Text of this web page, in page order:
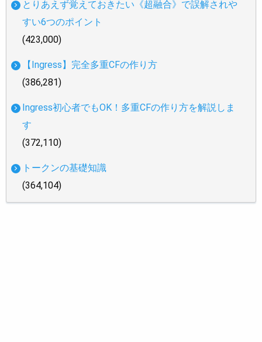
とりあえず覚えておきたい《超融合》で誤解されや
すい6つのポイント
(423,000)
【Ingress】完全多重CFの作り方
(386,281)
Ingress初心者でもOK！多重CFの作り方を解説しま
す
(372,110)
トークンの基礎知識
(364,104)